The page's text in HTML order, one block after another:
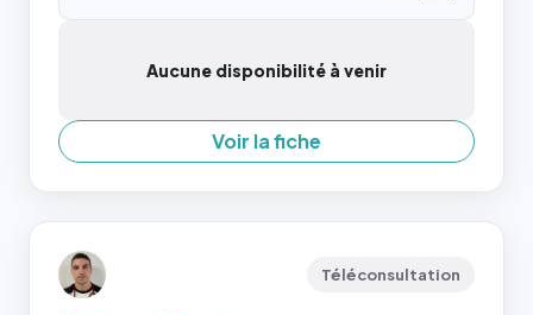
Aucune disponibilité à venir
Voir la fiche
Téléconsultation